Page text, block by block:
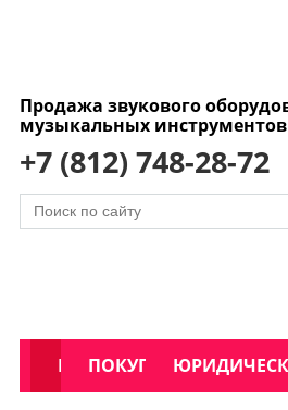
Продажа звукового
музыкальных инструментов
+7 (812) 748-28-72
АКЦИИ
КАТАЛОГ
ПОКУПАТЕЛЯМ